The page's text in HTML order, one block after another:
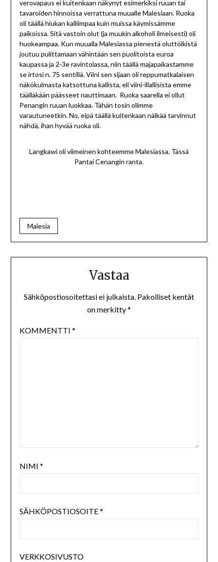
verovapaus ei kuitenkaan näkynyt esimerkiksi ruuan tai
tavaroiden hinnoissa verrattuna muualle Malesiaan. Ruoka
oli täällä hiukan kalliimpaa kuin muissa käymissämme
paikoissa. Sitä vastoin olut (ja muukin alkoholi ilmeisesti) oli
huokeampaa. Kun muualla Malesiassa pienestä oluttölkistä
joutuu pulittamaan vähintään sen puolitoista euroa
kaupassa ja 2-3e ravintolassa, niin täällä majapaikastamme
se irtosi n. 75 sentillä. Viini sen sijaan oli reppumatkalaisen
näkökulmasta katsottuna kallista, eli viini-illallisista emme
täälläkään päässeet nauttimaan. Ruoka saarella ei ollut
Penangin ruuan luokkaa. Tähän tosin olimme
varautuneetkin. No, eipä täällä kuitenkaan nälkää tarvinnut
nähdä, ihan hyvää ruoka oli.
Langkawi oli viimeinen kohteemme Malesiassa. Tässä
Pantai Cenangin ranta.
Malesia
Vastaa
Sähköpostiosoitettasi ei julkaista. Pakolliset kentät
on merkitty*
KOMMENTTI *
NIMI *
SÄHKÖPOSTIOSOITE*
VERKKOSIVUSTO